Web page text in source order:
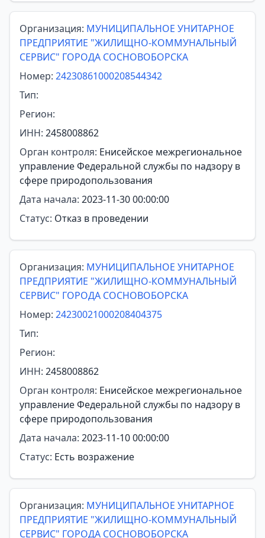
Организация: МУНИЦИПАЛЬНОЕ УНИТАРНОЕ
ПРЕДПРИЯТИЕ "ЖИЛИЩНО-КОММУНАЛЬНЫЙ
СЕРВИС" ГОРОДА СОСНОВОБОРСКА
Номер: 24230861000208544342
Тип:
Регион:
ИНН: 2458008862
Орган контроля: Енисейское межрегиональное
управление Федеральной службы по надзору в
сфере природопользования
Дата начала: 2023-11-30 00:00:00
Статус: Отказ в проведении
Организация: МУНИЦИПАЛЬНОЕ УНИТАРНОЕ
ПРЕДПРИЯТИЕ "ЖИЛИЩНО-КОММУНАЛЬНЫЙ
СЕРВИС" ГОРОДА СОСНОВОБОРСКА
Номер: 24230021000208404375
Тип:
Регион:
ИНН: 2458008862
Орган контроля: Енисейское межрегиональное
управление Федеральной службы по надзору в
сфере природопользования
Дата начала: 2023-11-10 00:00:00
Статус: Есть возражение
Организация: МУНИЦИПАЛЬНОЕ УНИТАРНОЕ
ПРЕДПРИЯТИЕ "ЖИЛИЩНО-КОММУНАЛЬНЫЙ
СЕРВИС" ГОРОДА СОСНОВОБОРСКА